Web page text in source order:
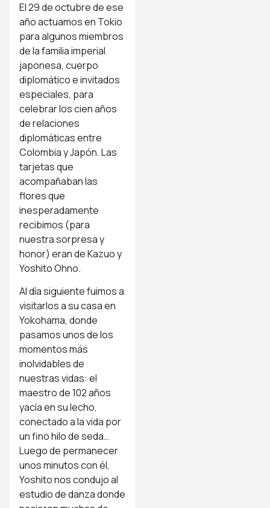
El 29 de octubre de ese
año actuamos en Tokio
para algunos miembros
de la familia imperial
japonesa, cuerpo
diplomático e invitados
especiales, para
celebrar los cien años
de relaciones
diplomáticas entre
Colombia y Japón. Las
tarjetas que
acompañaban las
flores que
inesperadamente
recibimos (para
nuestra sorpresa y
honor) eran de Kazuo y
Yoshito Ohno.
Al día siguiente fuimos a
visitarlos a su casa en
Yokohama, donde
pasamos unos de los
momentos más
inolvidables de
nuestras vidas: el
maestro de 102 años
yacía en su lecho,
conectado a la vida por
un fino hilo de seda…
Luego de permanecer
unos minutos con él,
Yoshito nos condujo al
estudio de danza donde